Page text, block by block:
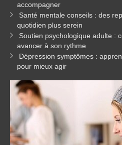
accompagner
Santé mentale conseils : des
quotidien plus serein
Soutien psychologique adulte :
avancer à son rythme
Dépression symptômes :
pour mieux agir